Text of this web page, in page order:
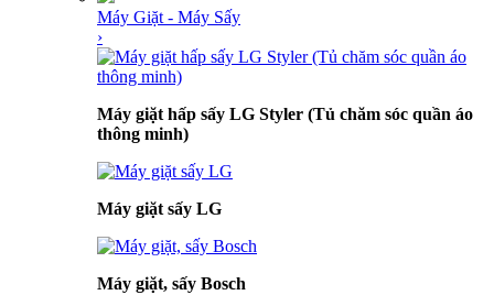
Máy Giặt - Máy Sấy
›
Máy giặt hấp sấy LG Styler (Tủ chăm sóc quần áo
thông minh)
Máy giặt sấy LG
Máy giặt, sấy Bosch